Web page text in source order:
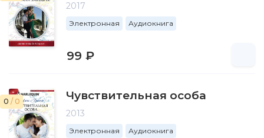
2017
Электронная Аудиокнига
99 ₽
0 / 0 Чувствительная особа
2013
Электронная Аудиокнига